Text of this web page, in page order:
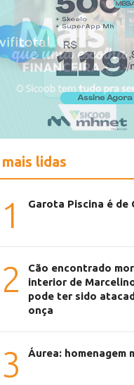
lidas
Garota Piscina é de
Cão encontrado
interior de
pode ter sido
onça
Áurea: homenagem